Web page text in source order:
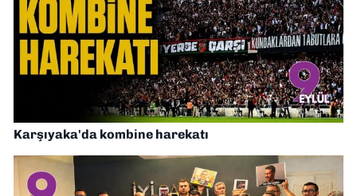
Karşıyaka'da kombine harekatı